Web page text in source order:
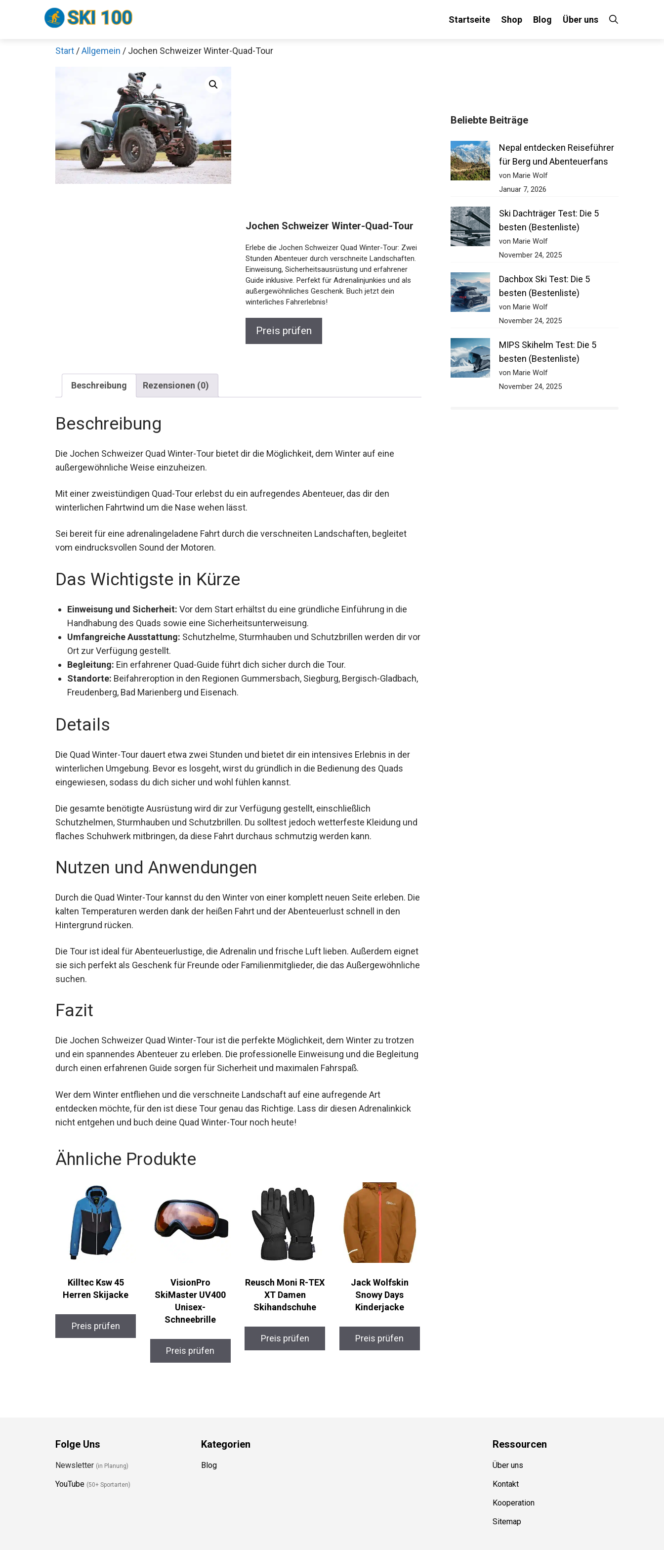
Startseite Shop Blog Über uns
Start /Allgemein / Jochen Schweizer Winter-Quad-Tour
Jochen Schweizer Winter-Quad-Tour
Erlebe die Jochen Schweizer Quad Winter-Tour: Zwei
Stunden Abenteuer durch verschneite Landschaften.
Einweisung, Sicherheitsausrüstung und erfahrener
Guide inklusive. Perfekt für Adrenalinjunkies und als
außergewöhnliches Geschenk. Buch jetzt dein
winterliches Fahrerlebnis!
Preis prüfen
Beschreibung Rezensionen (0)
Beschreibung
Die Jochen Schweizer Quad Winter-Tour bietet dir die Möglichkeit, dem Winter auf eine
außergewöhnliche Weise einzuheizen.
Mit einer zweistündigen Quad-Tour erlebst du ein aufregendes Abenteuer, das dir den
winterlichen Fahrtwind um die Nase wehen lässt.
Sei bereit für eine adrenalingeladene Fahrt durch die verschneiten Landschaften, begleitet
vom eindrucksvollen Sound der Motoren.
Das Wichtigste in Kürze
Einweisung und Sicherheit: Vor dem Start erhältst du eine gründliche Einführung in die
Handhabung des Quads sowie eine Sicherheitsunterweisung.
Umfangreiche Ausstattung: Schutzhelme, Sturmhauben und Schutzbrillen werden dir
vor Ort zur Verfügung gestellt.
Begleitung: Ein erfahrener Quad-Guide führt dich sicher durch die Tour.
Standorte: Beifahreroption in den Regionen Gummersbach, Siegburg, Bergisch-
Gladbach, Freudenberg, Bad Marienberg und Eisenach.
Details
Die Quad Winter-Tour dauert etwa zwei Stunden und bietet dir ein intensives Erlebnis in der
winterlichen Umgebung. Bevor es losgeht, wirst du gründlich in die Bedienung des Quads
eingewiesen, sodass du dich sicher und wohl fühlen kannst.
Die gesamte benötigte Ausrüstung wird dir zur Verfügung gestellt, einschließlich
Schutzhelmen, Sturmhauben und Schutzbrillen. Du solltest jedoch wetterfeste Kleidung
und flaches Schuhwerk mitbringen, da diese Fahrt durchaus schmutzig werden kann.
Nutzen und Anwendungen
Durch die Quad Winter-Tour kannst du den Winter von einer komplett neuen Seite erleben.
Die kalten Temperaturen werden dank der heißen Fahrt und der Abenteuerlust schnell in den
Hintergrund rücken.
Die Tour ist ideal für Abenteuerlustige, die Adrenalin und frische Luft lieben. Außerdem
eignet sie sich perfekt als Geschenk für Freunde oder Familienmitglieder, die das
Außergewöhnliche suchen.
Fazit
Die Jochen Schweizer Quad Winter-Tour ist die perfekte Möglichkeit, dem Winter zu trotzen
und ein spannendes Abenteuer zu erleben. Die professionelle Einweisung und die
Begleitung durch einen erfahrenen Guide sorgen für Sicherheit und maximalen Fahrspaß.
Wer dem Winter entfliehen und die verschneite Landschaft auf eine aufregende Art
entdecken möchte, für den ist diese Tour genau das Richtige. Lass dir diesen Adrenalinkick
nicht entgehen und buch deine Quad Winter-Tour noch heute!
Ähnliche Produkte
Killtec Ksw 45
Herren Skijacke
Preis prüfen
VisionPro
SkiMaster UV400
Unisex-
Schneebrille
Preis prüfen
Reusch Moni R-TEX
XT Damen
Skihandschuhe
Preis prüfen
Jack Wolfskin
Snowy Days
Kinderjacke
Preis prüfen
Beliebte Beiträge
Nepal entdecken Reiseführer
für Berg und Abenteuerfans
von Marie Wolf
Januar 7, 2026
Ski Dachträger Test: Die 5
besten (Bestenliste)
von Marie Wolf
November 24, 2025
Dachbox Ski Test: Die 5
besten (Bestenliste)
von Marie Wolf
November 24, 2025
MIPS Skihelm Test: Die 5
besten (Bestenliste)
von Marie Wolf
November 24, 2025
Folge Uns
Newsletter(in Planung)
YouTube (50+ Sportarten)
Kategorien
Blog
Ressourcen
Über uns
Kontakt
Kooperation
Sitemap